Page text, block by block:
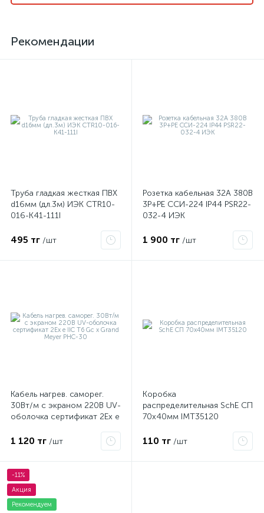
Рекомендации
Труба гладкая жесткая ПВХ
d16мм (дл.3м) ИЭК CTR10-
016-K41-111I
495 тг /шт
Розетка кабельная 32А 380В
3P+PЕ ССИ-224 IP44 PSR22-
032-4 ИЭК
1 900 тг /шт
Кабель нагрев. саморег.
30Вт/м с экраном 220В UV-
оболочка сертификат 2Ex e
PHC-30
1 120 тг /шт
Коробка
распределительная SchE СП
70х40мм IMT35120
110 тг /шт
-11%
Акция
Рекомендуем